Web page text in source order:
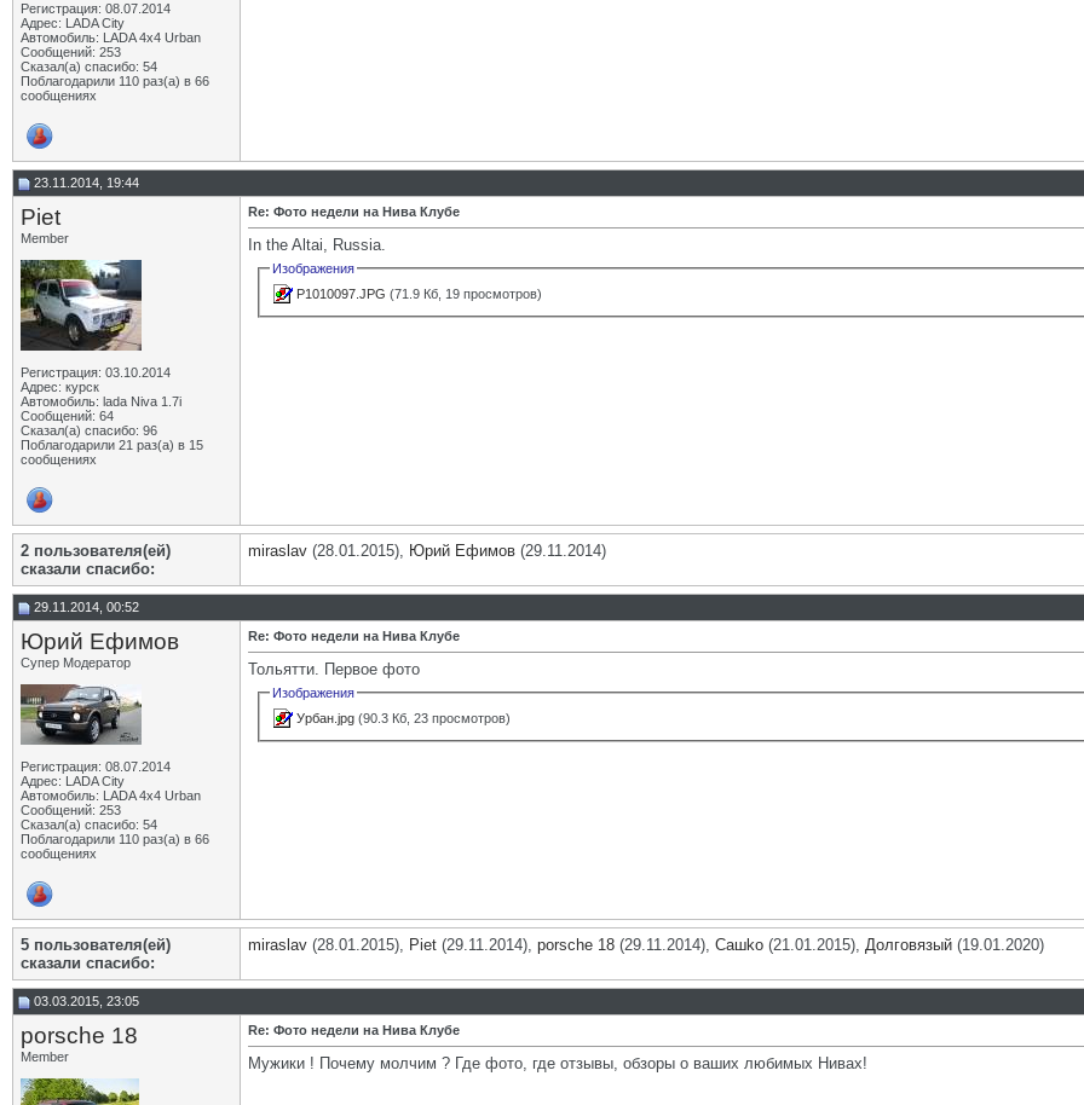
Регистрация: 08.07.2014
Адрес: LADA City
Автомобиль: LADA 4x4 Urban
Сообщений: 253
Сказал(а) спасибо: 54
Поблагодарили 110 раз(а) в 66
сообщениях
23.11.2014, 19:44
Piet
Member
Регистрация: 03.10.2014
Адрес: курск
Автомобиль: lada Niva 1.7i
Сообщений: 64
Сказал(а) спасибо: 96
Поблагодарили 21 раз(а) в 15
сообщениях
Re: Фото недели на Нива Клубе
In the Altai, Russia.
Изображения
P1010097.JPG (71.9 Кб, 19 просмотров)
2 пользователя(ей)
сказали cпасибо:
miraslav (28.01.2015), Юрий Ефимов (29.11.2014)
29.11.2014, 00:52
Юрий Ефимов
Супер Модератор
Регистрация: 08.07.2014
Адрес: LADA City
Автомобиль: LADA 4x4 Urban
Сообщений: 253
Сказал(а) спасибо: 54
Поблагодарили 110 раз(а) в 66
сообщениях
Re: Фото недели на Нива Клубе
Тольятти. Первое фото
Изображения
Урбан.jpg (90.3 Кб, 23 просмотров)
5 пользователя(ей)
сказали cпасибо:
miraslav (28.01.2015), Piet (29.11.2014), porsche 18 (29.11.2014), Сашkо (21.01.2015), Долговязый (19.01.2020)
03.03.2015, 23:05
porsche 18
Member
Re: Фото недели на Нива Клубе
Мужики ! Почему молчим ? Где фото, где отзывы, обзоры о ваших любимых Нивах!